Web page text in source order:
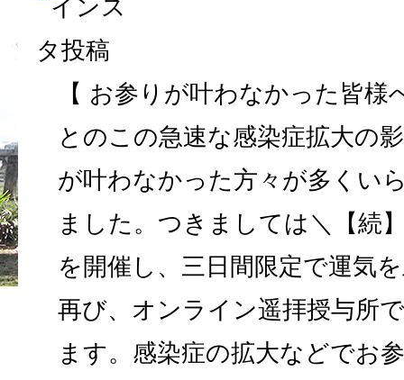
【 お参りが叶わなかった皆
とのこの急速な感染症拡大の
が叶わなかった方々が多くい
ました。つきましては＼【続
を開催し、三日間限定で運気
再び、オンライン遥拝授与所
ます。感染症の拡大などでお